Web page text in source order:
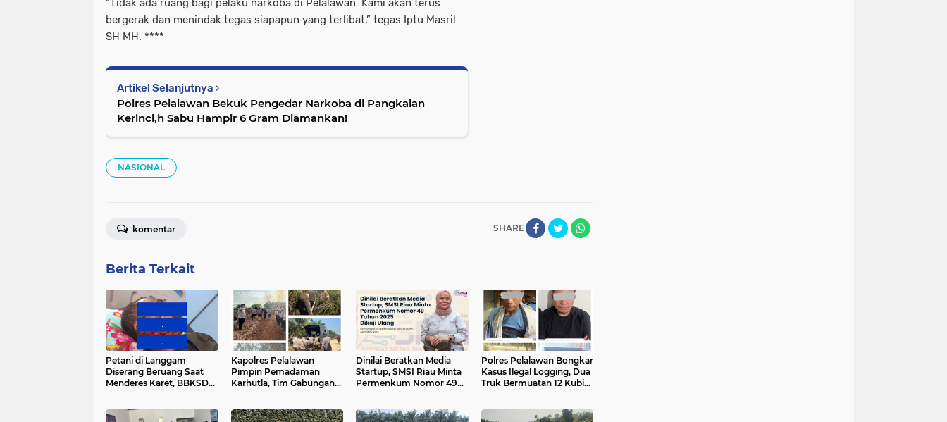
“Tidak ada ruang bagi pelaku narkoba di Pelalawan. Kami akan terus
bergerak dan menindak tegas siapapun yang terlibat,” tegas Iptu Masril
SH MH. ****
Artikel Selanjutnya
Polres Pelalawan Bekuk Pengedar Narkoba di Pangkalan
Kerinci,h Sabu Hampir 6 Gram Diamankan!
NASIONAL
SHARE
komentar
Berita Terkait
Petani di Langgam
Diserang Beruang Saat
Menderes Karet, BBKSDA
Kapolres Pelalawan
Pimpin Pemadaman
Karhutla, Tim Gabungan
Dinilai Beratkan Media
Startup, SMSI Riau Minta
Permenkum Nomor 49
Polres Pelalawan Bongkar
Kasus Ilegal Logging, Dua
Truk Bermuatan 12 Kubik